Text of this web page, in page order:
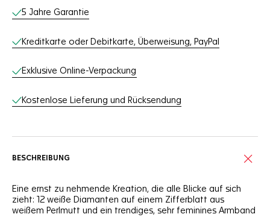
Online-Services
5 Jahre Garantie
Kreditkarte oder Debitkarte, Überweisung, PayPal
Exklusive Online-Verpackung
Kostenlose Lieferung und Rücksendung
BESCHREIBUNG
Eine ernst zu nehmende Kreation, die alle Blicke auf sich
zieht: 12 weiße Diamanten auf einem Zifferblatt aus
weißem Perlmutt und ein trendiges, sehr feminines Armband